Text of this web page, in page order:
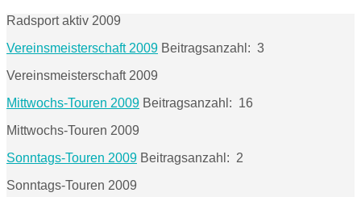
Radsport aktiv 2009
Vereinsmeisterschaft 2009 Beitragsanzahl: 3
Vereinsmeisterschaft 2009
Mittwochs-Touren 2009 Beitragsanzahl: 16
Mittwochs-Touren 2009
Sonntags-Touren 2009 Beitragsanzahl: 2
Sonntags-Touren 2009